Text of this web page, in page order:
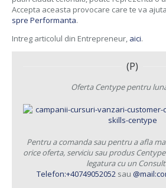
Accepta aceasta provocare care te va
spre Performanta.
Intreg articolul din Entrepreneur, aici.
(P)
Oferta Centype pentru
Pentru a comanda sau pentru a afla
orice oferta, serviciu sau produs
legatura cu un
Telefon:+40749052052 sau